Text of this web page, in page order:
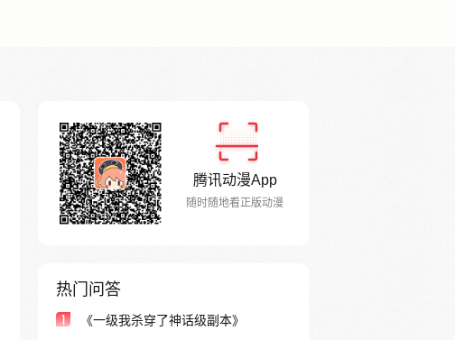
腾讯动漫App
随时随地看正版动漫
热门问答
1 《一级我杀穿了神话级副本》